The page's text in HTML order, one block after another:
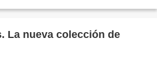
La nueva colección de